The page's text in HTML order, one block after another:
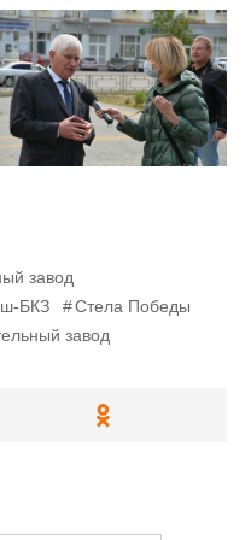
завод
БКЗ
Стела Победы
завод